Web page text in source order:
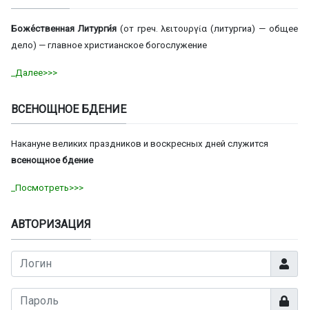
Боже́ственная Литурги́я(от греч. λειτουργία (литургиа) — общее
дело) — главное христианское богослужение
_Далее>>>
ВСЕНОЩНОЕ БДЕНИЕ
Накануне великих праздников и воскресных дней служится
всенощное бдение
_Посмотреть>>>
АВТОРИЗАЦИЯ
Логин